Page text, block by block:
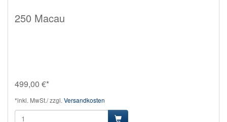
250 Macau
499,00 €*
*inkl. MwSt./ zzgl. Versandkosten